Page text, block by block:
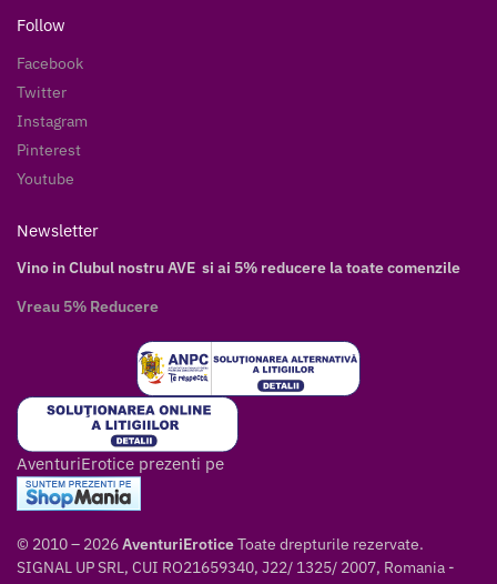
Follow
Facebook
Twitter
Instagram
Pinterest
Youtube
Newsletter
Vino in Clubul nostru AVE si ai 5% reducere la toate comenzile
Vreau 5% Reducere
AventuriErotice prezenti pe
© 2010 – 2026AventuriEroticeToate drepturile rezervate.
SIGNAL UP SRL, CUI RO21659340, J22/ 1325/ 2007, Romania -